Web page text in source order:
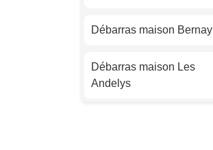
Montpellier
Débarras maison Bernay
Débarras maison Les
Andelys